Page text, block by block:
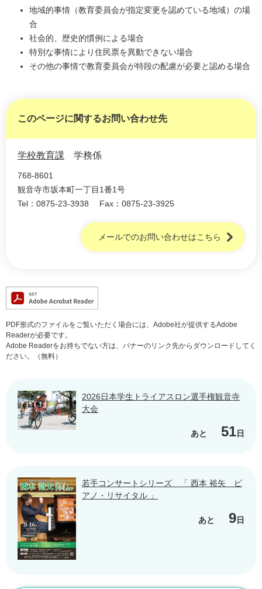
地域的事情（教育委員会が指定変更を認めている地域）の場
合
社会的、歴史的慣例による場合
特別な事情により住民票を異動できない場合
その他の事情で教育委員会が特段の配慮が必要と認める場合
このページに関するお問い合わせ先
学校教育課 学務係
768-8601
観音寺市坂本町一丁目1番1号
Tel：0875-23-3938
Fax：0875-23-3925
メールでのお問い合わせはこちら
PDF形式のファイルをご覧いただく場合には、Adobe社が提供するAdobe
Readerが必要です。
Adobe Readerをお持ちでない方は、バナーのリンク先からダウンロードしてく
ださい。（無料）
2026日本学生トライアスロン選手権観音寺
大会
あと 51日
若手コンサートシリーズ 「 西本 裕矢 ピ
アノ・リサイタル 」
あと 9日